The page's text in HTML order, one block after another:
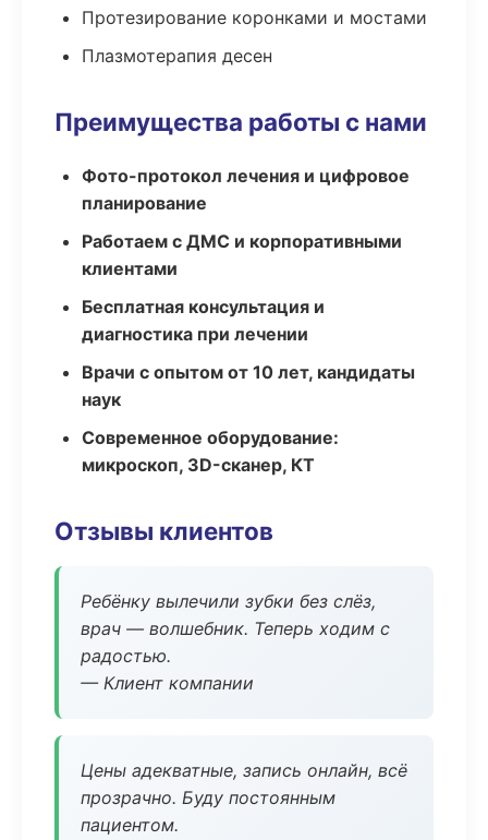
Протезирование коронками и мостами
Плазмотерапия десен
Преимущества работы с нами
Фото-протокол лечения и цифровое
планирование
Работаем с ДМС и корпоративными
клиентами
Бесплатная консультация и
диагностика при лечении
Врачи с опытом от 10 лет, кандидаты
наук
Современное оборудование:
микроскоп, 3D-сканер, КТ
Отзывы клиентов
Ребёнку вылечили зубки без слёз,
врач — волшебник. Теперь ходим с
радостью.
— Клиент компании
Цены адекватные, запись онлайн, всё
прозрачно. Буду постоянным
пациентом.